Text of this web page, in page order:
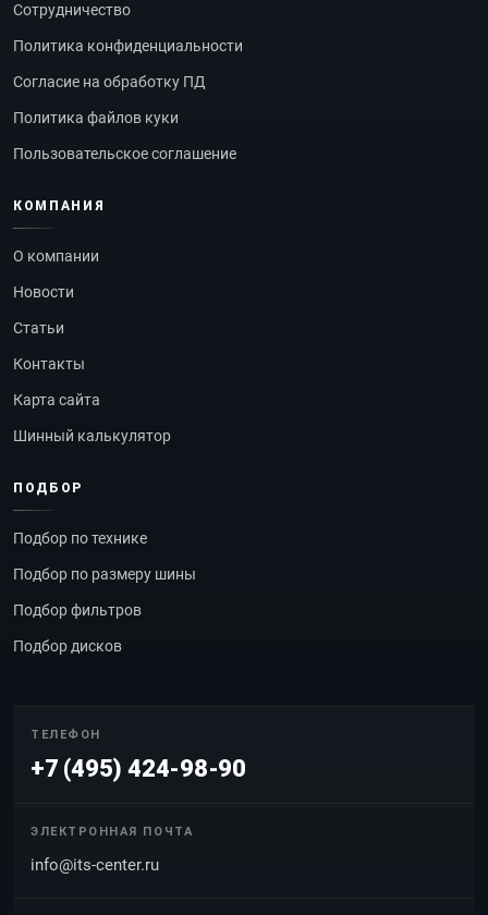
Сотрудничество
Политика конфиденциальности
Согласие на обработку ПД
Политика файлов куки
Пользовательское соглашение
КОМПАНИЯ
О компании
Новости
Статьи
Контакты
Карта сайта
Шинный калькулятор
ПОДБОР
Подбор по технике
Подбор по размеру шины
Подбор фильтров
Подбор дисков
ТЕЛЕФОН
+7 (495) 424-98-90
ЭЛЕКТРОННАЯ ПОЧТА
info@its-center.ru